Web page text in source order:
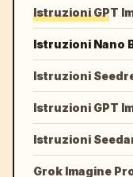
Istruzioni GPT
Istruzioni Nano
Istruzioni
Istruzioni GPT
Istruzioni
Grok Imagine